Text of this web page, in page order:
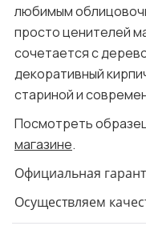
любимым
просто ценителей
сочетается с
декоративный
стариной и
Посмотреть
магазине.
Официальная
Осуществляем